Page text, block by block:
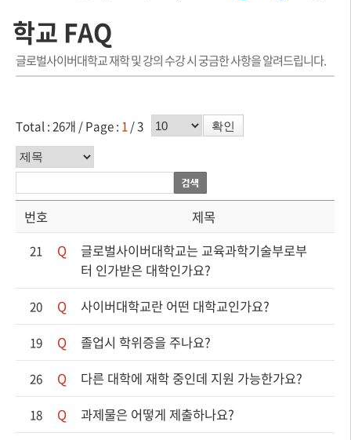
학교 FAQ
글로벌사이버대학교 재학 및 강의 수강 시 궁금한 사항을 알려드립니다.
Total : 26개 /Page : 1/ 3 페이지수 선택
확인
번호 제목
21 Q
글로벌사이버대학교는 교육과학기술부로부
터 인가받은 대학인가요?
20 Q 사이버대학교란 어떤 대학교인가요?
19 Q 졸업시 학위증을 주나요?
26 Q 다른 대학에 재학 중인데 지원 가능한가요?
18 Q 과제물은 어떻게 제출하나요?